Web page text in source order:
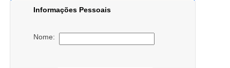
Informações Pessoais
Nome: